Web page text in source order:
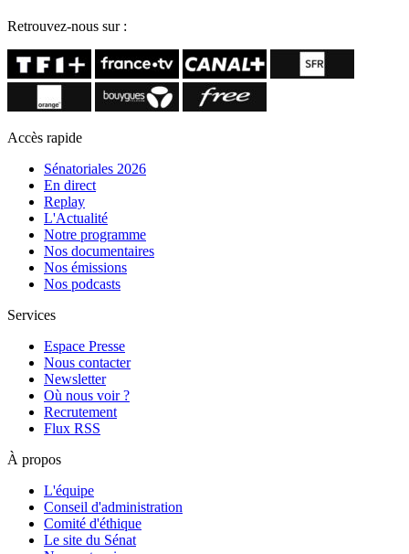
Retrouvez-nous sur :
Accès rapide
Sénatoriales 2026
En direct
Replay
L'Actualité
Notre programme
Nos documentaires
Nos émissions
Nos podcasts
Services
Espace Presse
Nous contacter
Newsletter
Où nous voir ?
Recrutement
Flux RSS
À propos
L'équipe
Conseil d'administration
Comité d'éthique
Le site du Sénat